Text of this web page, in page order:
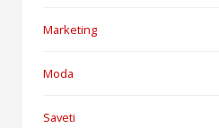
Marketing
Moda
Saveti